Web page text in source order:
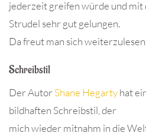
jederzeit greifen würde und mit
Strudel sehr gut gelungen.
Da freut man sich
Schreibstil
Der Autor Shane Hegartyhat
bildhaften Schreibstil, der
mich wieder mitnahm in die